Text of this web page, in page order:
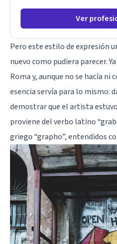
Ver
Pero este estilo de expresión
nuevo como pudiera parecer.
Roma y, aunque no se hacía ni
esencia servía para lo mismo:
demostrar que el artista
proviene del verbo latino
griego “grapho”, entendidos